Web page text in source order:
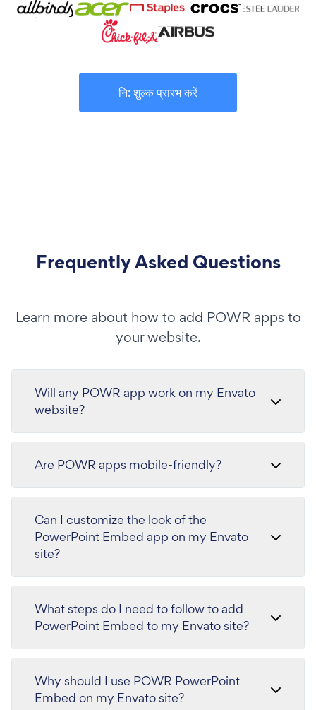
नि: शुल्क प्रारंभ करें
Frequently Asked Questions
Learn more about how to add POWR apps to
your website.
Will any POWR app work on my Envato
website?
Are POWR apps mobile-friendly?
Can I customize the look of the
PowerPoint Embed app on my Envato
site?
What steps do I need to follow to add
PowerPoint Embed to my Envato site?
Why should I use POWR PowerPoint
Embed on my Envato site?